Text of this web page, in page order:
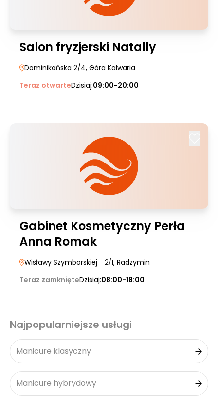
Salon fryzjerski Natally
Dominikańska 2/4, Góra Kalwaria
Teraz otwarteDzisiaj:09:00-20:00
Gabinet Kosmetyczny Perła
Anna Romak
Wisławy Szymborskiej | 12/1, Radzymin
Teraz zamknięteDzisiaj:08:00-18:00
Najpopularniejsze usługi
Manicure klasyczny
Manicure hybrydowy